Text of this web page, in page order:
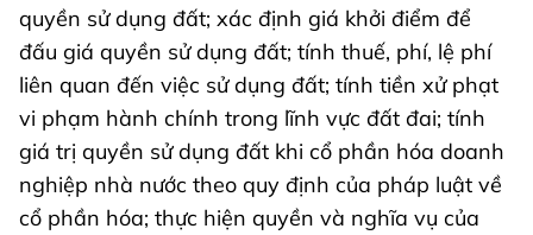
quyền sử dụng đất; xác định giá khởi điểm để
đấu giá quyền sử dụng đất; tính thuế, phí, lệ phí
liên quan đến việc sử dụng đất; tính tiền xử phạt
vi phạm hành chính trong lĩnh vực đất đai; tính
giá trị quyền sử dụng đất khi cổ phần hóa doanh
nghiệp nhà nước theo quy định của pháp luật về
cổ phần hóa; thực hiện quyền và nghĩa vụ của